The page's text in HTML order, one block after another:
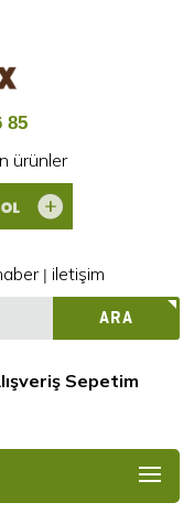
85
ürünler
| iletişim
ARA
Sepetim